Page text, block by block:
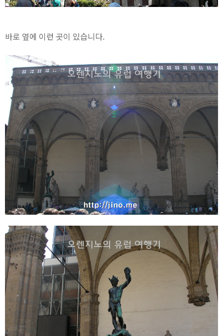
바로 옆에 이런 곳이 있습니다.